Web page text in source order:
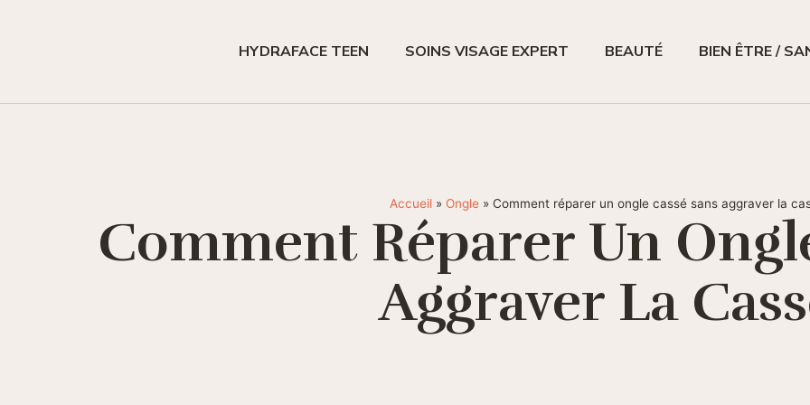
HYDRAFACE TEEN SOINS VISAGE EXPERT BEAUTÉ BIEN ÊTRE /
Accueil » Ongle » Comment réparer un ongle cassé sans aggraver la
Comment Réparer Un
Aggraver La